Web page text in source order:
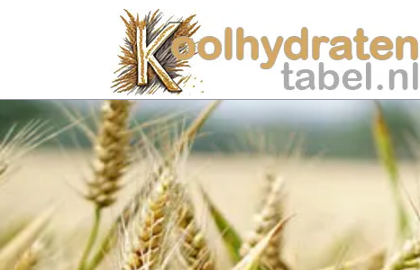
Koolhydraten
Nieuws
Koolhydraatarme diëten
Boeken